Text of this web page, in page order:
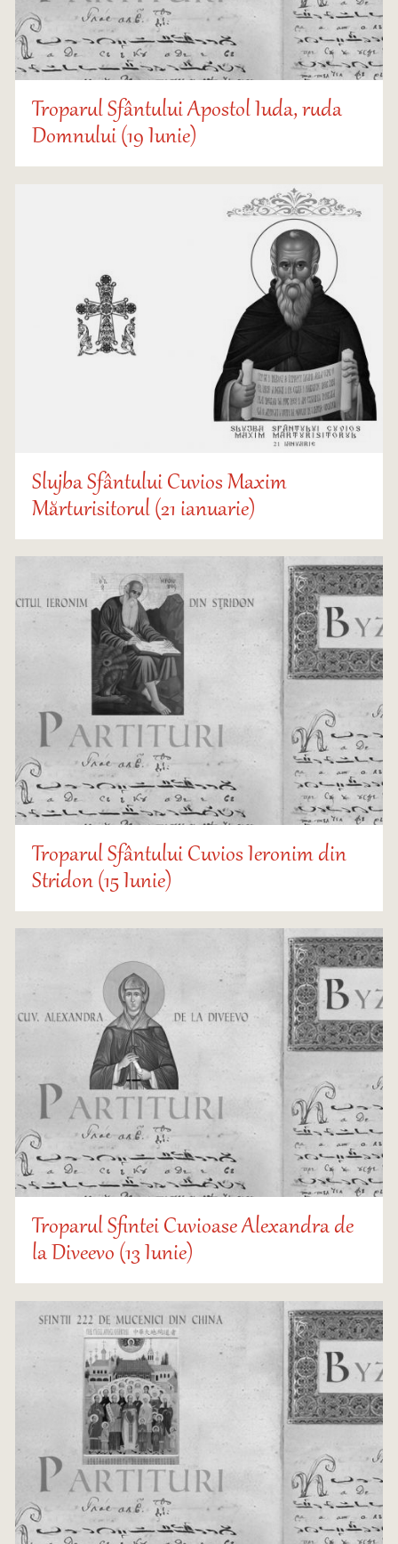
Troparul Sfântului Apostol Iuda, ruda
Domnului (19 Iunie)
Slujba Sfântului Cuvios Maxim
Mărturisitorul (21 ianuarie)
Troparul Sfântului Cuvios Ieronim din
Stridon (15 Iunie)
Troparul Sfintei Cuvioase Alexandra de
la Diveevo (13 Iunie)